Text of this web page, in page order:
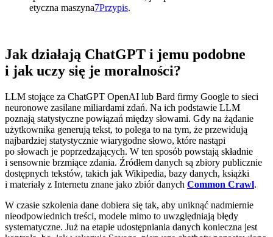
etyczna maszyna7Przypis.
Jak działają ChatGPT i jemu podobne
i jak uczy się je moralności?
LLM stojące za ChatGPT OpenAI lub Bard firmy Google to sieci
neuronowe zasilane miliardami zdań. Na ich podstawie LLM
poznają statystyczne powiązań między słowami. Gdy na żądanie
użytkownika generują tekst, to polega to na tym, że przewidują
najbardziej statystycznie wiarygodne słowo, które nastąpi
po słowach je poprzedzających. W ten sposób powstają składnie
i sensownie brzmiące zdania. Źródłem danych są zbiory publicznie
dostępnych tekstów, takich jak Wikipedia, bazy danych, książki
i materiały z Internetu znane jako zbiór danych Common Crawl.
W czasie szkolenia dane dobiera się tak, aby uniknąć nadmiernie
nieodpowiednich treści, modele mimo to uwzględniają błędy
systematyczne. Już na etapie udostępniania danych konieczna jest